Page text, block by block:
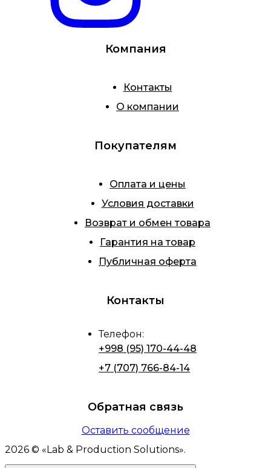
Компания
Контакты
О компании
Покупателям
Оплата и цены
Условия доставки
Возврат и обмен товара
Гарантия на товар
Публичная оферта
Контакты
Телефон:
+998 (95) 170-44-48
+7 (707) 766-84-14
Обратная связь
Оставить сообщение
2026 © « Lab & Production Solutions».